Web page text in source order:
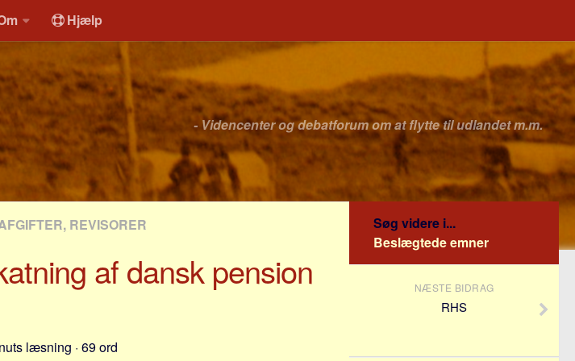
Hjælp
- Videncenter og debatforum om at flytte til udlandet m.m.
REVISORER
af dansk pension
læsning · 69 ord
Søg videre i...
Beslægtede emner
NÆSTE BIDRAG
RHS